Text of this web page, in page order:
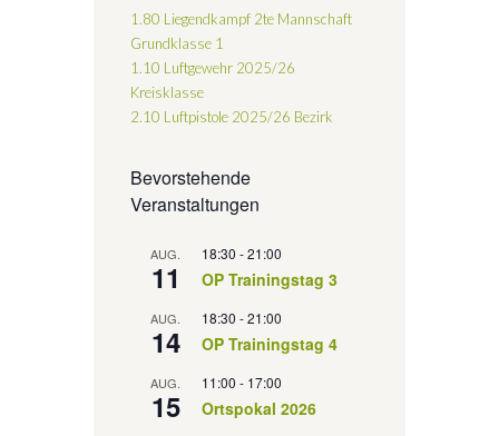
1.80 Liegendkampf 2te Mannschaft
Grundklasse 1
1.10 Luftgewehr 2025/26
Kreisklasse
2.10 Luftpistole 2025/26 Bezirk
Bevorstehende
Veranstaltungen
AUG.
11
18:30 -21:00
OP Trainingstag 3
AUG.
14
18:30 -21:00
OP Trainingstag 4
AUG.
15
11:00 - 17:00
Ortspokal 2026